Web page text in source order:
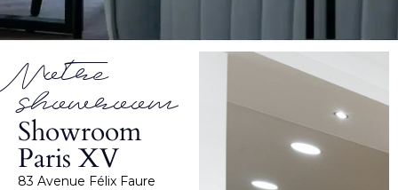
Notre
showroom
Showroom
Paris XV
83 Avenue Félix Faure